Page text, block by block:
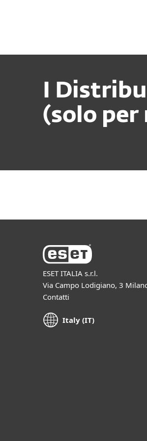
I
(solo
ESET ITALIA s.r.l.
Via Campo Lodigiano, 3
Contatti
Italy (IT)